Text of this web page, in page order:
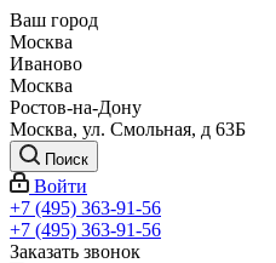
Ваш город
Москва
Иваново
Москва
Ростов-на-Дону
Москва, ул. Смольная, д 63Б
Поиск
Войти
+7 (495) 363-91-56
+7 (495) 363-91-56
Заказать звонок